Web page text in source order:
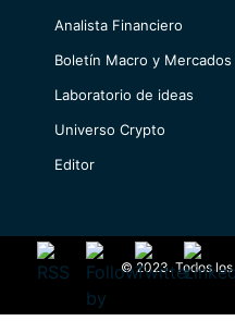
Analista Financiero
Boletín Macro y Mercados
Laboratorio de ideas
Universo Crypto
Editor
© 2023. Todos los